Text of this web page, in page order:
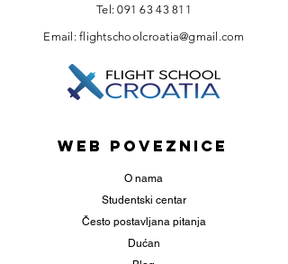
Tel:091 63 43 811
Email:flightschoolcroatia@gmail.com
web poveznice
O nama
Studentski centar
Često postavljana pitanja
Dućan